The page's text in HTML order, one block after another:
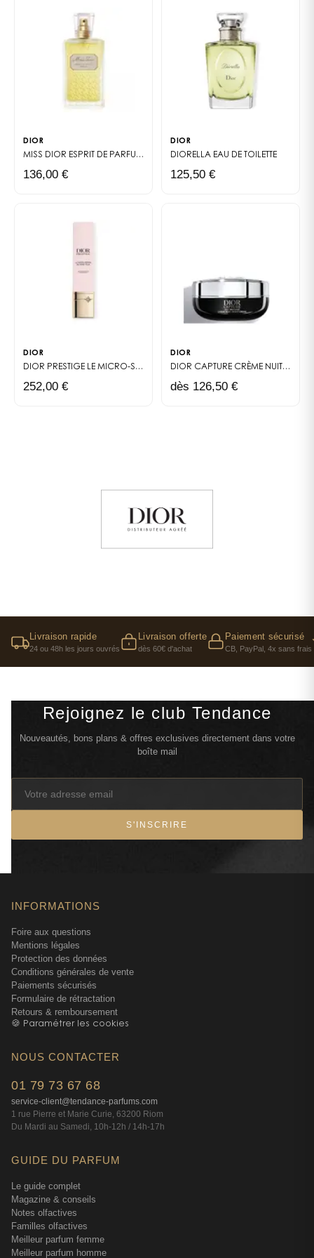
DIOR
MISS DIOR ESPRIT DE PARFUM ORIGINAL
136,00 €
DIOR
DIORELLA EAU DE TOILETTE
125,50 €
DIOR
DIOR PRESTIGE LE MICRO-SÉRUM DE ROSE YEUX ACTIVATED SÉRUM
252,00 €
DIOR
DIOR CAPTURE CRÈME NUIT
dès 126,50 €
Livraison rapide
24 ou 48h les jours ouvrés
Livraison offerte
dès 60€ d'achat
Paiement sécurisé
CB, PayPal, 4x sans frais
Rejoignez le club Tendance
Nouveautés, bons plans & offres exclusives directement dans votre
boîte mail
S'INSCRIRE
INFORMATIONS
Foire aux questions
Mentions légales
Protection des données
Conditions générales de vente
Paiements sécurisés
Formulaire de rétractation
Retours & remboursement
🍪 Paramétrer les cookies
NOUS CONTACTER
01 79 73 67 68
service-client@tendance-parfums.com
1 rue Pierre et Marie Curie, 63200 Riom
Du Mardi au Samedi, 10h-12h / 14h-17h
GUIDE DU PARFUM
Le guide complet
Magazine & conseils
Notes olfactives
Familles olfactives
Meilleur parfum femme
Meilleur parfum homme